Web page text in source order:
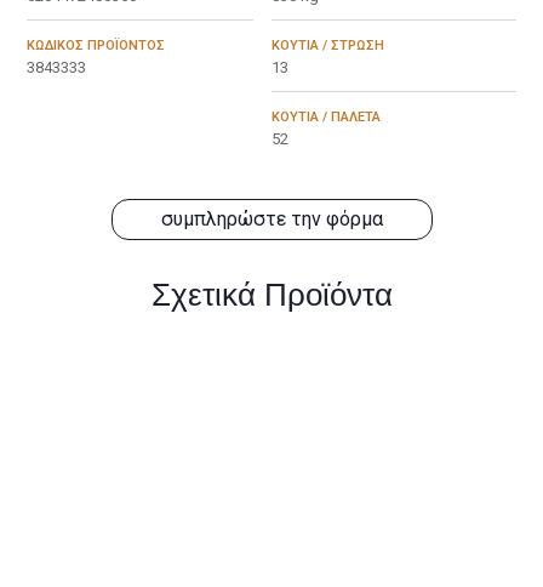
ΚΩΔΙΚΌΣ ΠΡΟΪΌΝΤΟΣ
3843333
ΚΟΥΤΙΆ / ΣΤΡΏΣΗ
13
ΚΟΥΤΙΆ / ΠΑΛΈΤΑ
52
συμπληρώστε την φόρμα
Σχετικά Προϊόντα